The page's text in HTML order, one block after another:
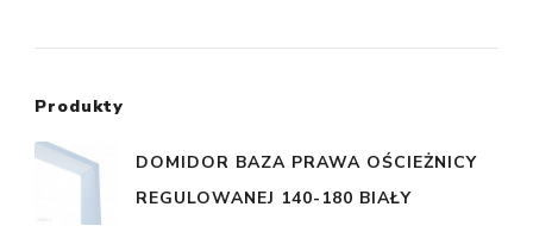
Produkty
DOMIDOR BAZA PRAWA OŚCIEŻNICY
REGULOWANEJ 140-180 BIAŁY